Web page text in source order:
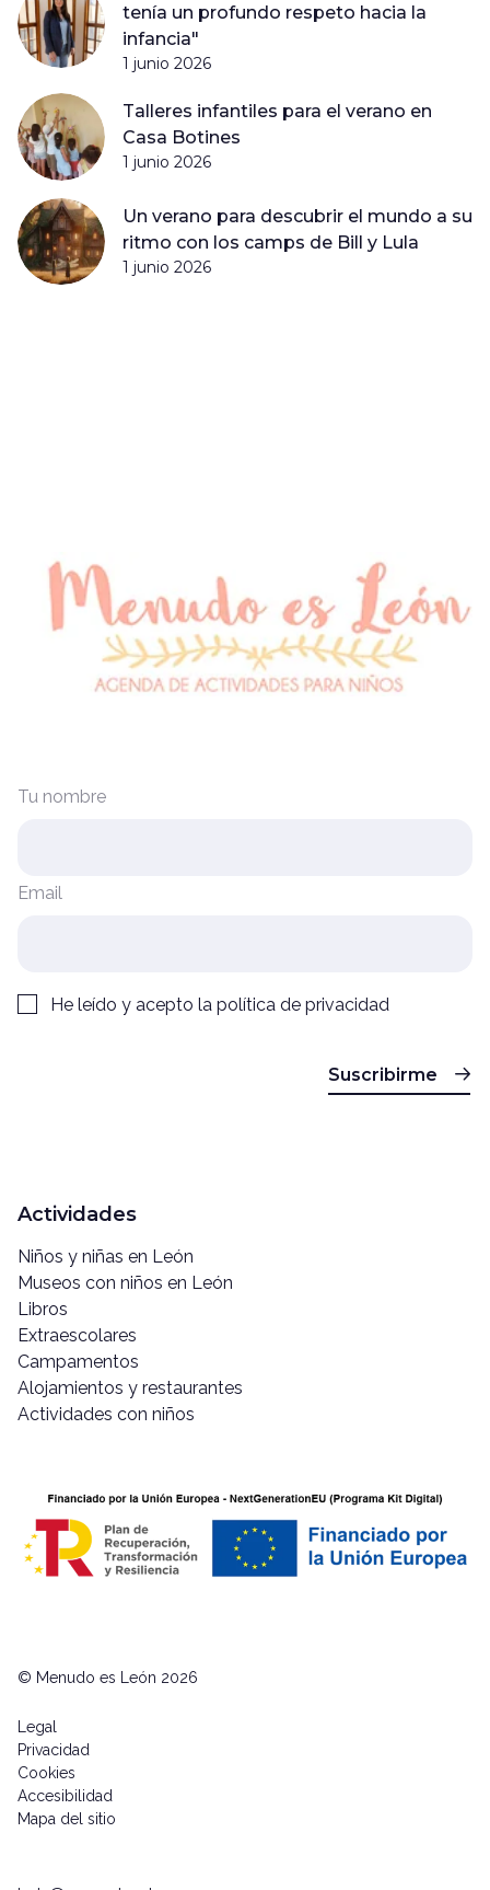
tenía un profundo respeto hacia la
infancia"
1 junio 2026
Talleres infantiles para el verano en
Casa Botines
1 junio 2026
Un verano para descubrir el mundo a su
ritmo con los camps de Bill y Lula
1 junio 2026
Tu nombre
Email
He leído y acepto la política de privacidad
Suscribirme
Actividades
Niños y niñas en León
Museos con niños en León
Libros
Extraescolares
Campamentos
Alojamientos y restaurantes
Actividades con niños
© Menudo es León 2026
Legal
Privacidad
Cookies
Accesibilidad
Mapa del sitio